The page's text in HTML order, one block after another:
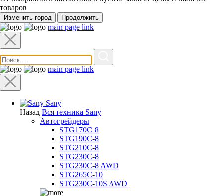
товаров
Изменить город Продолжить
main page link
main page link
Sany
Назад Вся техника Sany
Автогрейдеры
STG170C-8
STG190C-8
STG210C-8
STG230C-8
STG230C-8 AWD
STG265C-10
STG230C-10S AWD